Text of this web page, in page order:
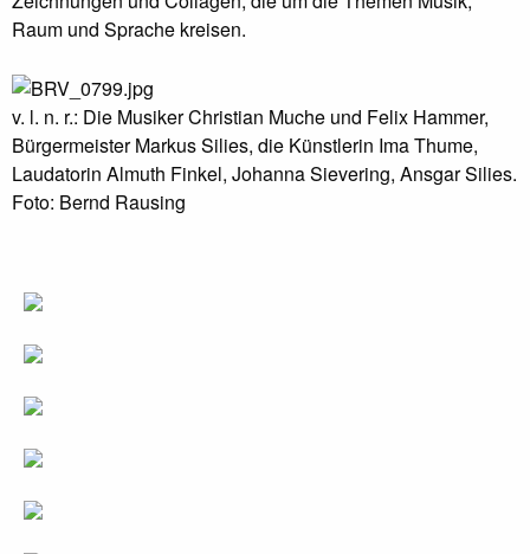
Raum und Sprache kreisen.
v. l. n. r.: Die Musiker Christian Muche und Felix Hammer,
Bürgermeister Markus Silies, die Künstlerin Ima Thume,
Laudatorin Almuth Finkel, Johanna Sievering, Ansgar Silies.
Foto: Bernd Rausing